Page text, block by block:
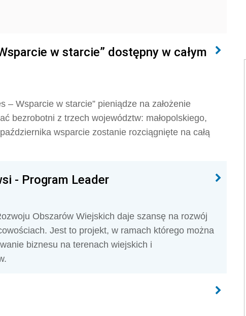
w starcie” dostępny w całym
– Wsparcie w starcie” pieniądze na założenie
bezrobotni z trzech województw: małopolskiego,
wsparcie zostanie rozciągnięte na całą
- Program Leader
Obszarów Wiejskich daje szansę na rozwój
Jest to projekt, w ramach którego można
biznesu na terenach wiejskich i